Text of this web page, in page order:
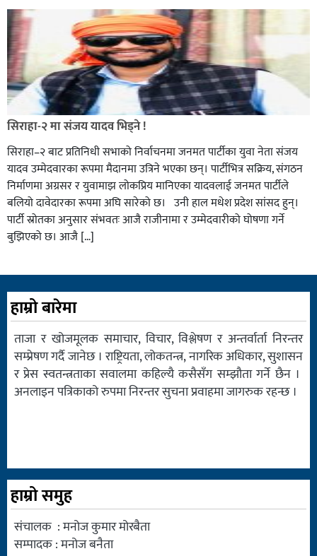
सिराहा-२ मा संजय यादव भिड्ने !
सिराहा–२ बाट प्रतिनिधी सभाको निर्वाचनमा जनमत पार्टीका युवा नेता संजय
यादव उम्मेदवारका रूपमा मैदानमा उत्रिने भएका छन्। पार्टीभित्र सक्रिय, संगठन
निर्माणमा अग्रसर र युवामाझ लोकप्रिय मानिएका यादवलाई जनमत पार्टीले
बलियो दावेदारका रूपमा अघि सारेको छ। उनी हाल मधेश प्रदेश सांसद हुन्।
पार्टी स्रोतका अनुसार संभवतः आजै राजीनामा र उम्मेदवारीको घोषणा गर्ने
बुझिएको छ। आजै […]
हाम्रो बारेमा
ताजा र खोजमूलक समाचार, विचार, विश्लेषण र अन्तर्वार्ता निरन्तर
सम्प्रेषण गर्दै जानेछ । राष्ट्रियता, लोकतन्त्र, नागरिक अधिकार, सुशासन
र प्रेस स्वतन्त्रताका सवालमा कहिल्यै कसैसँग सम्झौता गर्ने छैन ।
अनलाइन पत्रिकाको रुपमा निरन्तर सुचना प्रवाहमा जागरुक रहन्छ ।
हाम्रो समुह
संचालक : मनोज कुमार मोरबैता
सम्पादक : मनोज बनैता